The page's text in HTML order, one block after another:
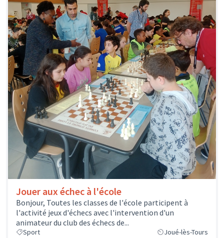
Jouer aux échec à l'école
Bonjour, Toutes les classes de l'école participent à
l'activité jeux d'échecs avec l'intervention d'un
animateur du club des échecs de...
Sport Joué-lès-Tours